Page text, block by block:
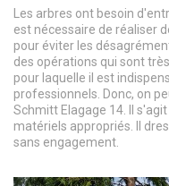
Les arbres ont besoin
est nécessaire de réaliser
pour éviter les
des opérations qui sont
pour laquelle il est
professionnels. Donc, on
Schmitt Elagage 14. Il
matériels appropriés. Il
sans engagement.